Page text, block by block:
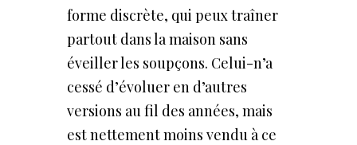
forme discrète, qui peux traîner
partout dans la maison sans
éveiller les soupçons. Celui-n’a
cessé d’évoluer en d’autres
versions au fil des années, mais
est nettement moins vendu à ce